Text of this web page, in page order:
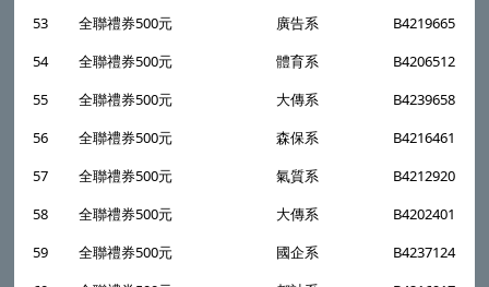
53
全聯禮券500元 廣告系
B4219665
54
全聯禮券500元 體育系
B4206512
55
全聯禮券500元 大傳系
B4239658
56
全聯禮券500元 森保系
B4216461
57
全聯禮券500元 氣質系
B4212920
58
全聯禮券500元 大傳系
B4202401
59
全聯禮券500元 國企系
B4237124